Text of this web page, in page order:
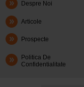
Despre Noi
Articole
Prospecte
Politica De
Confidentialitate